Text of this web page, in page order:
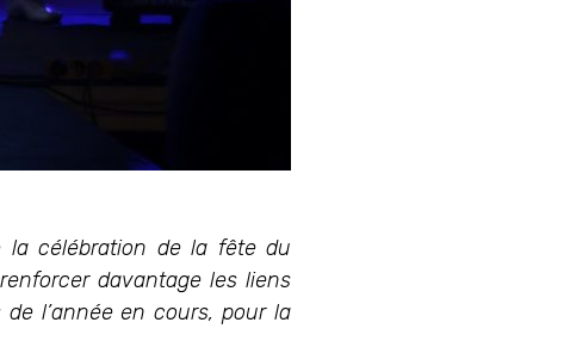
la célébration de la fête du
davantage les liens
l’année en cours, pour la